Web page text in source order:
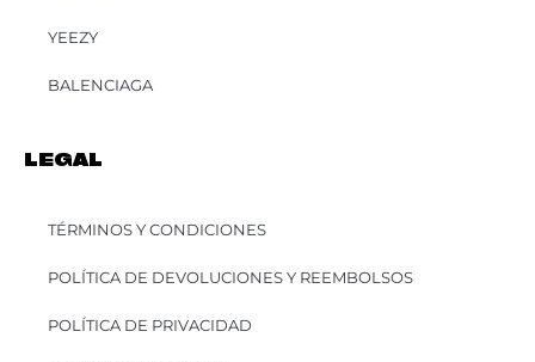
YEEZY
BALENCIAGA
LEGAL
TÉRMINOS Y CONDICIONES
POLÍTICA DE DEVOLUCIONES Y REEMBOLSOS
POLÍTICA DE PRIVACIDAD